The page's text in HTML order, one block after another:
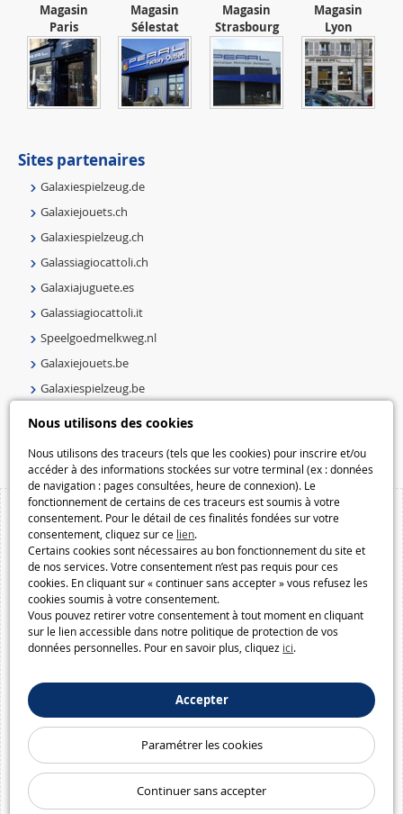
Nous utilisons des cookies
Nous utilisons des traceurs (tels que les cookies) pour inscrire et/ou
accéder à des informations stockées sur votre terminal (ex : données
de navigation : pages consultées, heure de connexion). Le
fonctionnement de certains de ces traceurs est soumis à votre
consentement. Pour le détail de ces finalités fondées sur votre
consentement, cliquez sur ce lien.
Certains cookies sont nécessaires au bon fonctionnement du site et
de nos services. Votre consentement n’est pas requis pour ces
cookies. En cliquant sur « continuer sans accepter » vous refusez les
cookies soumis à votre consentement.
Vous pouvez retirer votre consentement à tout moment en cliquant
sur le lien accessible dans notre politique de protection de vos
données personnelles. Pour en savoir plus, cliquez ici.
Accepter
Paramétrer les cookies
Continuer sans accepter
Magasin
Paris
Magasin
Sélestat
Magasin
Strasbourg
Magasin
Lyon
Sites partenaires
Galaxiespielzeug.de
Galaxiejouets.ch
Galaxiespielzeug.ch
Galassiagiocattoli.ch
Galaxiajuguete.es
Galassiagiocattoli.it
Speelgoedmelkweg.nl
Galaxiejouets.be
Galaxiespielzeug.be